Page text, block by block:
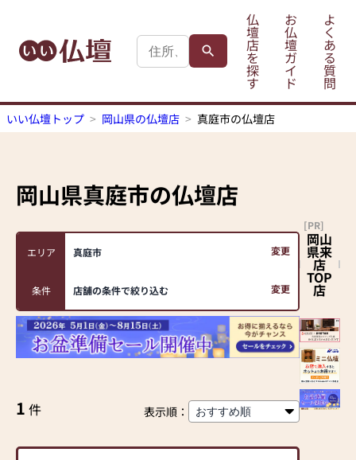
仏
壇
店
を
探
す
お
仏
壇
ガ
イ
ド
よ
く
あ
る
質
問
いい仏壇トップ 岡山県の仏壇店 真庭市の仏壇店
岡山県真庭市の仏壇店
エリア 真庭市 変更
条件 店舗の条件で絞り込む 変更
1 件 表示順：
岡山
県来
店
TOP
店
[PR]